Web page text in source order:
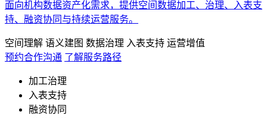
面向机构数据资产化需求，提供空间数据加工、治理、入表支
持、融资协同与持续运营服务。
空间理解 语义建图 数据治理 入表支持 运营增值
预约合作沟通 了解服务路径
加工治理
入表支持
融资协同